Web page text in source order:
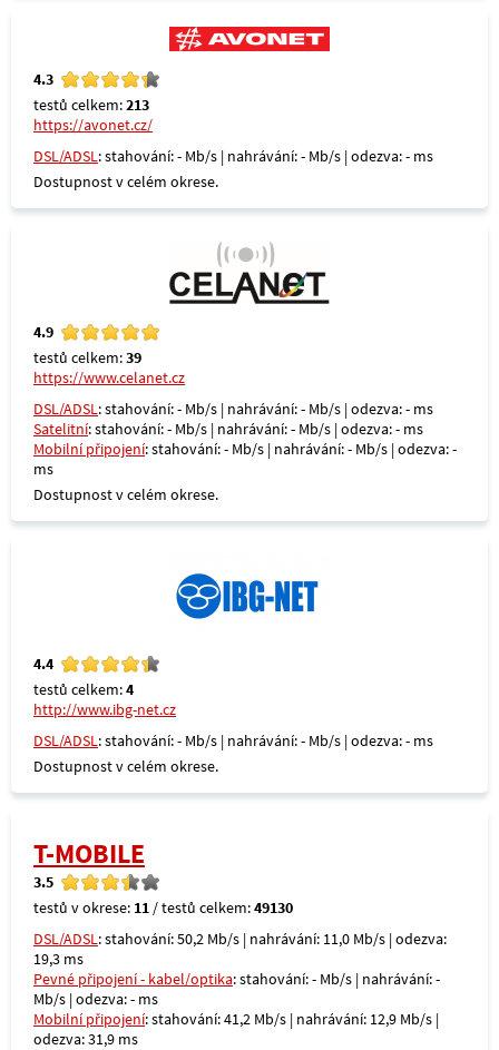
4.3
testů celkem:213
https://avonet.cz/
DSL/ADSL: stahování: - Mb/s | nahrávání: - Mb/s | odezva: - ms
Dostupnost v celém okrese.
4.9
testů celkem:39
https://www.celanet.cz
DSL/ADSL: stahování: - Mb/s | nahrávání: - Mb/s | odezva: - ms
Satelitní: stahování: - Mb/s | nahrávání: - Mb/s | odezva: - ms
Mobilní připojení: stahování: - Mb/s | nahrávání: - Mb/s | odezva: -
ms
Dostupnost v celém okrese.
4.4
testů celkem:4
http://www.ibg-net.cz
DSL/ADSL: stahování: - Mb/s | nahrávání: - Mb/s | odezva: - ms
Dostupnost v celém okrese.
T-MOBILE
3.5
testů v okrese: 11 / testů celkem:49130
DSL/ADSL: stahování: 50,2 Mb/s | nahrávání: 11,0 Mb/s | odezva:
19,3 ms
Pevné připojení - kabel/optika: stahování: - Mb/s | nahrávání: -
Mb/s | odezva: - ms
Mobilní připojení: stahování: 41,2 Mb/s | nahrávání: 12,9 Mb/s |
odezva: 31,9 ms